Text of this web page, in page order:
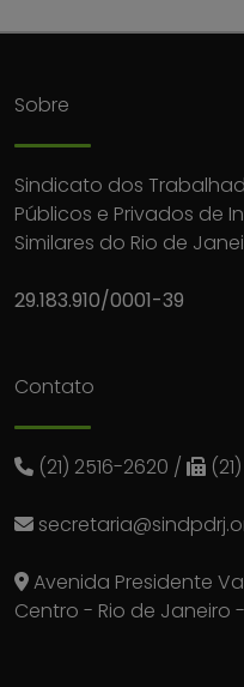
Sobre
Sindicato dos
Públicos e Privados de
Similares do Rio de
29.183.910/0001-39
Contato
(21) 2516-2620 /
Avenida Presidente
Centro - Rio de Janeiro -